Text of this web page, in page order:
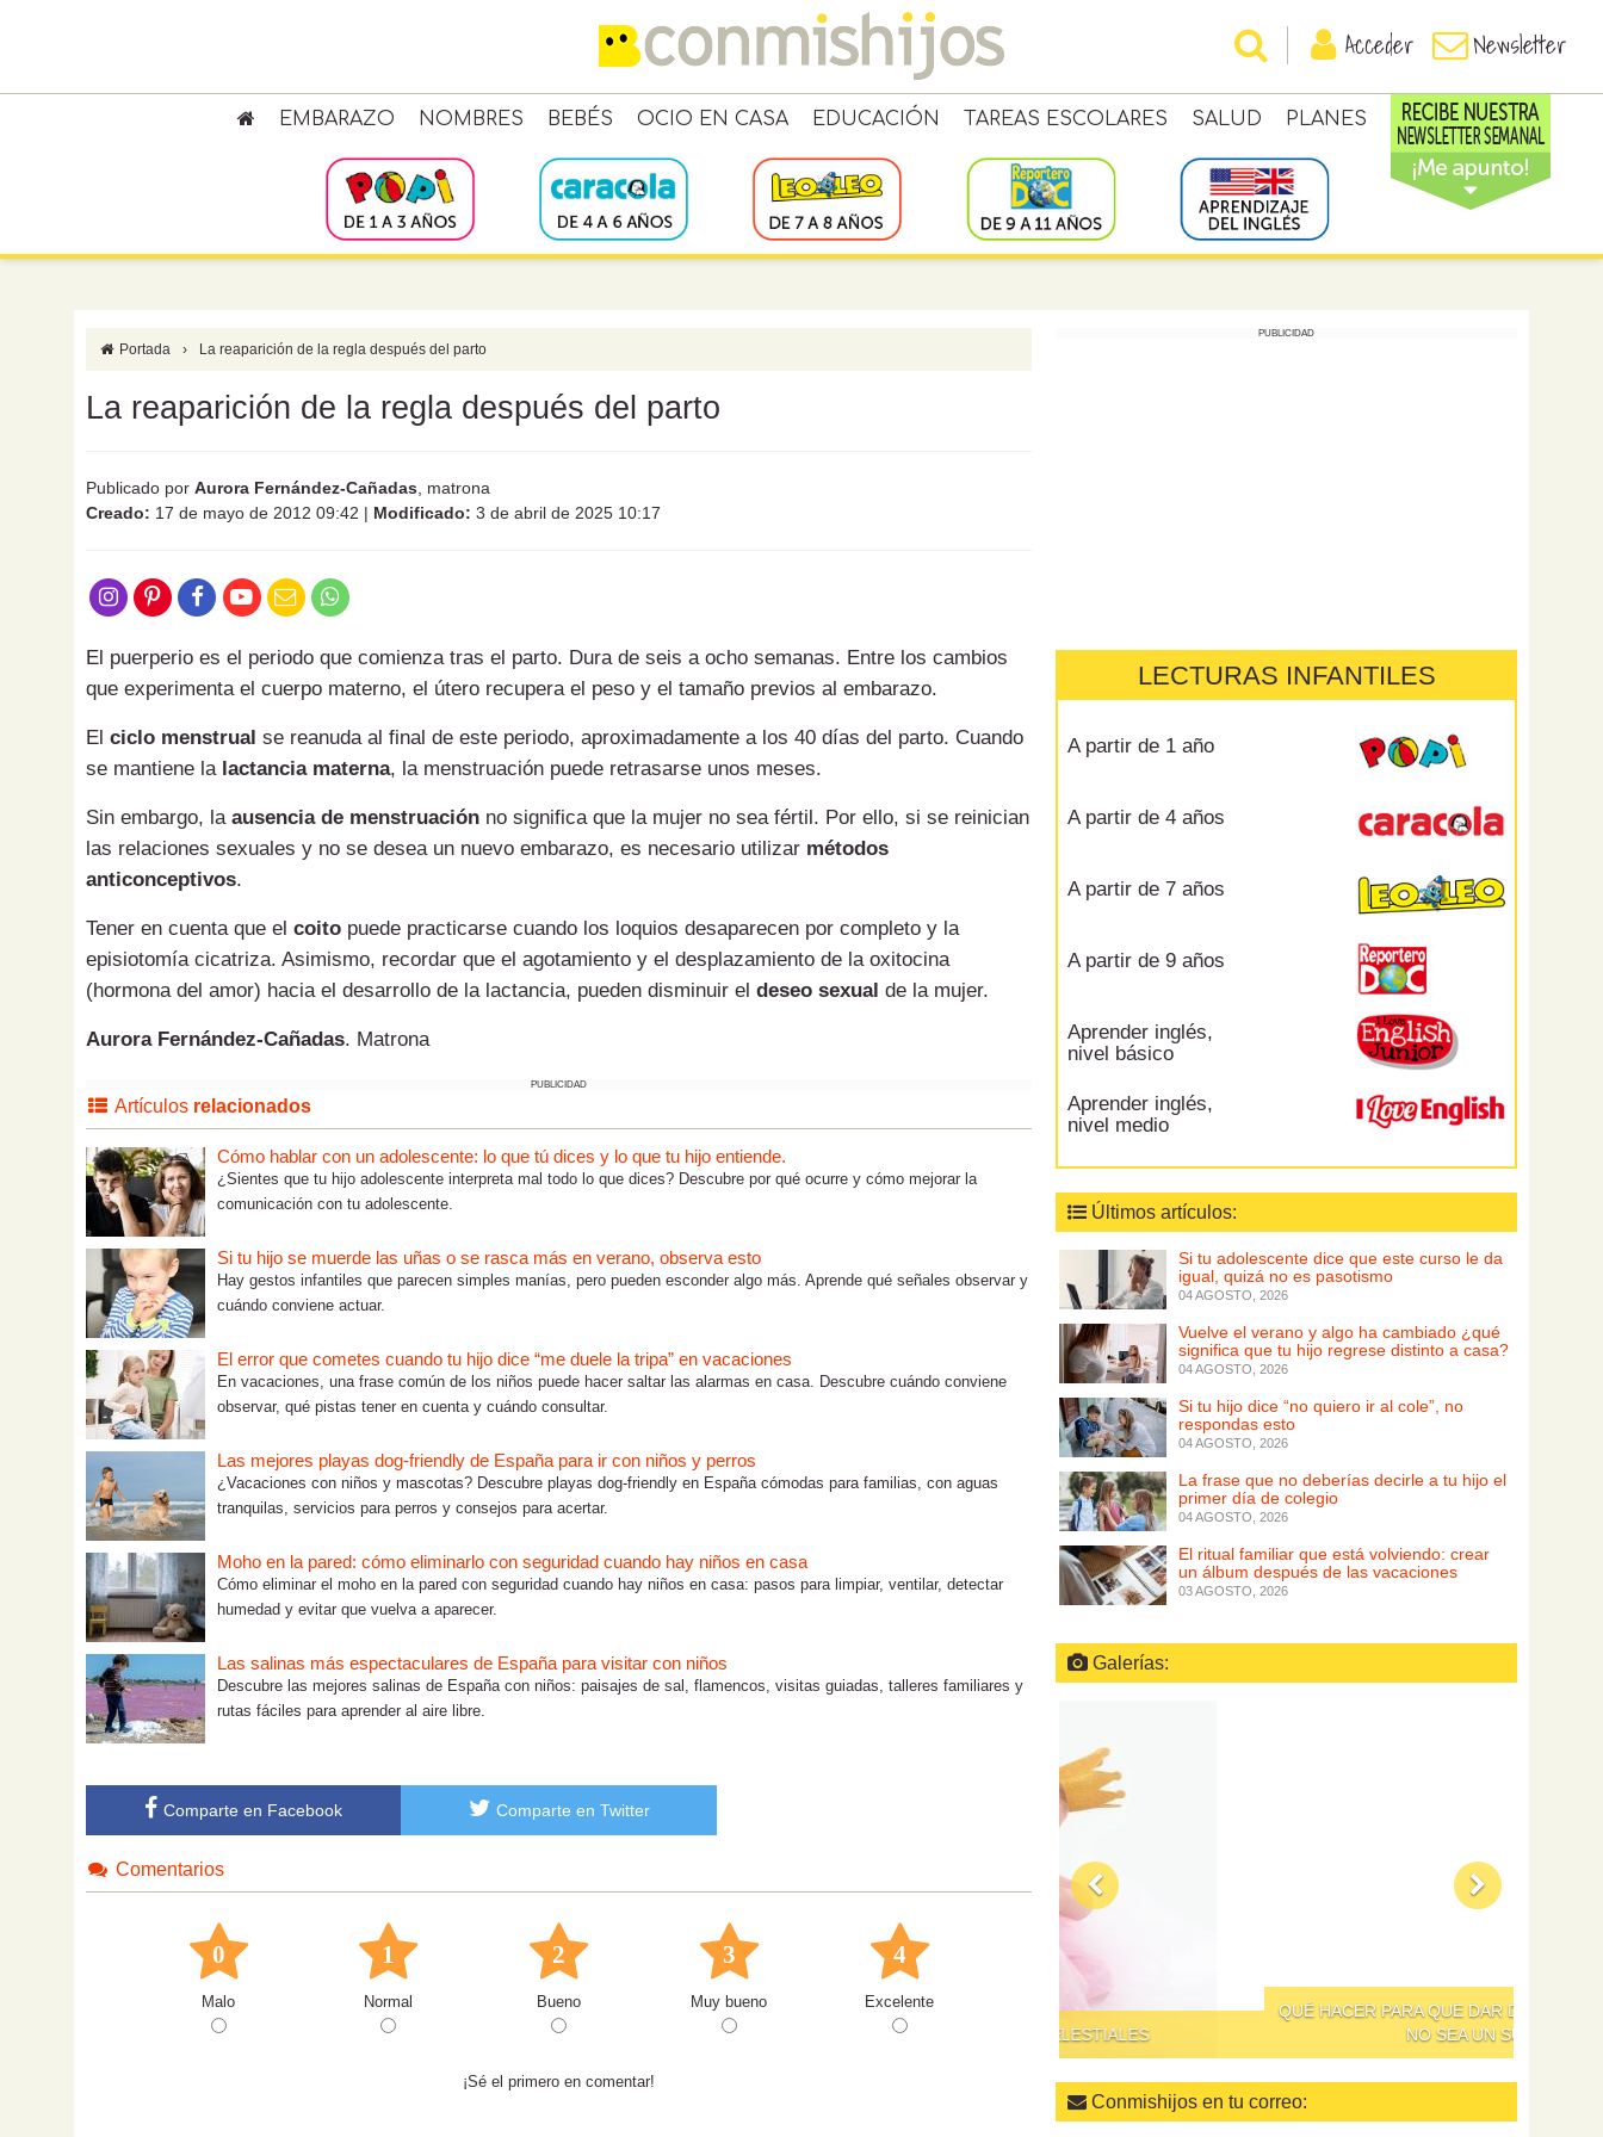
Acceder Newsletter
EMBARAZO NOMBRES BEBÉS OCIO EN CASA EDUCACIÓN TAREAS ESCOLARES SALUD PLANES
Portada › La reaparición de la regla después del parto
La reaparición de la regla después del parto
Publicado por Aurora Fernández-Cañadas , matrona
Creado: 17 de mayo de 2012 09:42 | Modificado: 3 de abril de 2025 10:17
El puerperio es el periodo que comienza tras el parto. Dura de seis a ocho semanas. Entre los cambios
que experimenta el cuerpo materno, el útero recupera el peso y el tamaño previos al embarazo.
El ciclo menstrual se reanuda al final de este periodo, aproximadamente a los 40 días del parto. Cuando
se mantiene la lactancia materna, la menstruación puede retrasarse unos meses.
Sin embargo, la ausencia de menstruación no significa que la mujer no sea fértil. Por ello, si se reinician
las relaciones sexuales y no se desea un nuevo embarazo, es necesario utilizar métodos
anticonceptivos.
Tener en cuenta que el coito puede practicarse cuando los loquios desaparecen por completo y la
episiotomía cicatriza. Asimismo, recordar que el agotamiento y el desplazamiento de la oxitocina
(hormona del amor) hacia el desarrollo de la lactancia, pueden disminuir el deseo sexual de la mujer.
Aurora Fernández-Cañadas. Matrona
PUBLICIDAD
Artículos relacionados
Cómo hablar con un adolescente: lo que tú dices y lo que tu hijo entiende.
¿Sientes que tu hijo adolescente interpreta mal todo lo que dices? Descubre por qué ocurre y cómo mejorar la
comunicación con tu adolescente.
Si tu hijo se muerde las uñas o se rasca más en verano, observa esto
Hay gestos infantiles que parecen simples manías, pero pueden esconder algo más. Aprende qué señales observar y
cuándo conviene actuar.
El error que cometes cuando tu hijo dice “me duele la tripa” en vacaciones
En vacaciones, una frase común de los niños puede hacer saltar las alarmas en casa. Descubre cuándo conviene
observar, qué pistas tener en cuenta y cuándo consultar.
Las mejores playas dog-friendly de España para ir con niños y perros
¿Vacaciones con niños y mascotas? Descubre playas dog-friendly en España cómodas para familias, con aguas
tranquilas, servicios para perros y consejos para acertar.
Moho en la pared: cómo eliminarlo con seguridad cuando hay niños en casa
Cómo eliminar el moho en la pared con seguridad cuando hay niños en casa: pasos para limpiar, ventilar, detectar
humedad y evitar que vuelva a aparecer.
Las salinas más espectaculares de España para visitar con niños
Descubre las mejores salinas de España con niños: paisajes de sal, flamencos, visitas guiadas, talleres familiares y
rutas fáciles para aprender al aire libre.
Comparte en Facebook Comparte en Twitter
Comentarios
0
Malo
1
Normal
2
Bueno
3
Muy bueno
4
Excelente
¡Sé el primero en comentar!
PUBLICIDAD
LECTURAS INFANTILES
A partir de 1 año
A partir de 4 años
A partir de 7 años
A partir de 9 años
Aprender inglés,
nivel básico
Aprender inglés,
nivel medio
Últimos artículos:
Si tu adolescente dice que este curso le da
igual, quizá no es pasotismo
04 AGOSTO, 2026
Vuelve el verano y algo ha cambiado ¿qué
significa que tu hijo regrese distinto a casa?
04 AGOSTO, 2026
Si tu hijo dice “no quiero ir al cole”, no
respondas esto
04 AGOSTO, 2026
La frase que no deberías decirle a tu hijo el
primer día de colegio
04 AGOSTO, 2026
El ritual familiar que está volviendo: crear
un álbum después de las vacaciones
03 AGOSTO, 2026
Galerías:
QUÉ HACER PARA QUE DAR DE COMER A LOS NIÑOS
Conmishijos en tu correo: